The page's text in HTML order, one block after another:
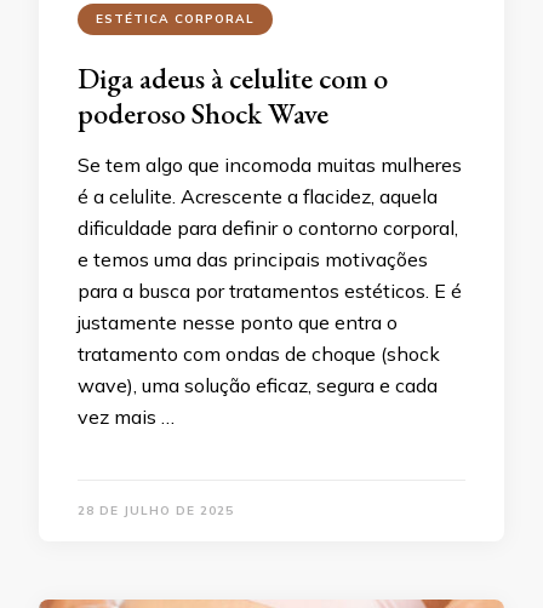
ESTÉTICA CORPORAL
Diga adeus à celulite com o
poderoso Shock Wave
Se tem algo que incomoda muitas mulheres
é a celulite. Acrescente a flacidez, aquela
dificuldade para definir o contorno corporal,
e temos uma das principais motivações
para a busca por tratamentos estéticos. E é
justamente nesse ponto que entra o
tratamento com ondas de choque (shock
wave), uma solução eficaz, segura e cada
vez mais …
28 DE JULHO DE 2025